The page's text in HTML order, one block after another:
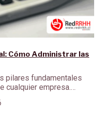
Cómo Administrar las
pilares fundamentales
cualquier empresa.…